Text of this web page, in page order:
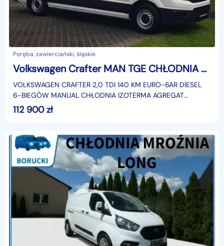
Poręba, zawierciański, śląskie
Volkswagen Crafter MAN TGE CHŁODNIA AGREGAT FUNKCJA GRZANIA IZOTERMA ZANOTTI
VOLKSWAGEN CRAFTER 2,0 TDI 140 KM EURO-6AR DIESEL
6-BIEGÓW MANUAL CHŁODNIA IZOTERMA AGREGAT
ZANOTTI Z350 + FUNKCJA GRZANIA BLASZAK VAN FURGON
DŁUGI WYSOKI KLIMA
112 900zł